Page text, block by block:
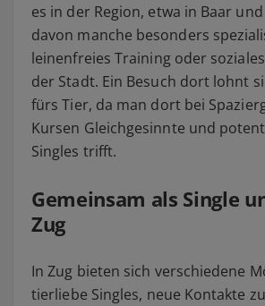
es in der Region, etwa in Baar
davon manche besonders
leinenfreies Training oder
der Stadt. Ein Besuch dort lohnt
fürs Tier, da man dort bei
Kursen Gleichgesinnte und
Singles trifft.
Gemeinsam als Single
Zug
In Zug bieten sich verschiedene
tierliebe Singles, neue Kontakte